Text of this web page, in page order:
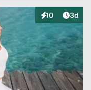
10
Interaktionen
3d